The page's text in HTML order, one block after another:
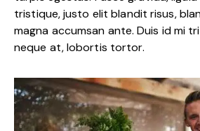
tristique, justo elit blandit risus,
magna accumsan ante. Duis id mi
neque at, lobortis tortor.